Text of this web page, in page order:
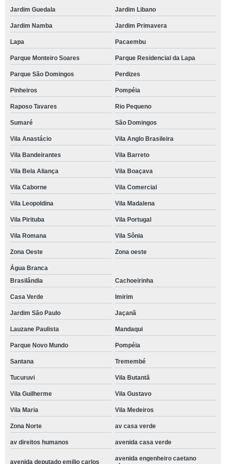
Jardim Guedala Jardim Libano
Jardim Namba Jardim Primavera
Lapa Pacaembu
Parque Monteiro Soares Parque Residencial da Lapa
Parque São Domingos Perdizes
Pinheiros Pompéia
Raposo Tavares Rio Pequeno
Sumaré São Domingos
Vila Anastácio Vila Anglo Brasileira
Vila Bandeirantes Vila Barreto
Vila Bela Aliança Vila Boaçava
Vila Caborne Vila Comercial
Vila Leopoldina Vila Madalena
Vila Pirituba Vila Portugal
Vila Romana Vila Sônia
Zona Oeste Zona oeste
Água Branca
Brasilândia
Cachoeirinha
Casa Verde Imirim
Jardim São Paulo Jaçanã
Lauzane Paulista Mandaqui
Parque Novo Mundo Pompéia
Santana Tremembé
Tucuruvi Vila Butantã
Vila Guilherme Vila Gustavo
Vila Maria Vila Medeiros
Zona Norte av casa verde
av direitos humanos avenida casa verde
avenida deputado emilio carlos
avenida engenheiro caetano